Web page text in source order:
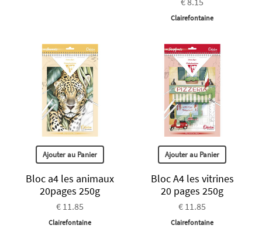
Clairefontaine
Ajouter au Panier
Bloc a4 les animaux
20pages 250g
€ 11.85
Clairefontaine
Ajouter au Panier
Bloc A4 les vitrines
20 pages 250g
€ 11.85
Clairefontaine